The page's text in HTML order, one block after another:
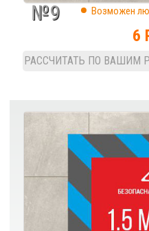
№9 Возможен
6
РАССЧИТАТЬ ПО ВАШИМ